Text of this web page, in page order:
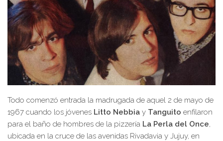
Todo comenzó entrada la madrugada de aquel 2 de mayo de
1967 cuando los jóvenes Litto Nebbia y Tanguito enfilaron
para el baño de hombres de la pizzería La Perla del Once,
ubicada en la cruce de las avenidas Rivadavia y Jujuy, en